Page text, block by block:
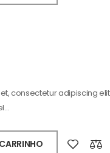
consectetur adipiscing